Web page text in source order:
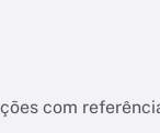
com